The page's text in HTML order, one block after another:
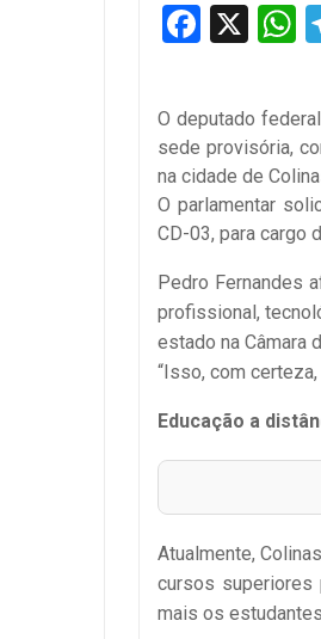
X
O deputado
sede provisória,
na cidade de
O parlamentar
CD-03, para cargo
Pedro Fernandes
profissional,
estado na Câmara
“Isso, com
Educação a
Atualmente,
cursos superiores
mais os